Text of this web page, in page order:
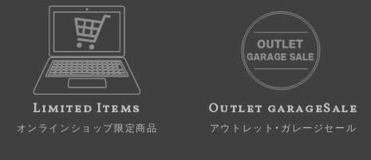
Limited Items
オンラインショップ限定商品
Outlet garageSale
アウトレット・ガレージセール